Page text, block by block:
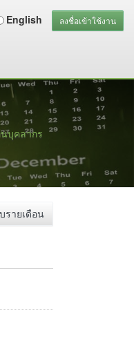
English ลงชื่อเข้าใช้งาน
บุคลากร
รายเดือน